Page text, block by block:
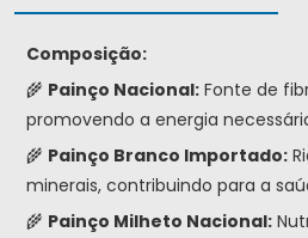
Composição:
🌾 Painço Nacional: Fonte de
promovendo a energia
🌾 Painço Branco Importado:
minerais, contribuindo para a
🌾 Painço Milheto Nacional: